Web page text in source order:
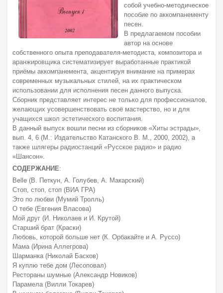
собой учебно-методическое
пособие по аккомпанементу
песен.
В предлагаемом пособии
автор на основе
собственного опыта преподавателя-методиста, композитора и
аранжировщика систематизирует выработанные практикой
приёмы аккомпанемента, акцентируя внимание на примерах
современных музыкальных стилей, на их практическом
использовании для исполнения песен данного выпуска.
Сборник представляет интерес не только для профессионалов,
желающих усовершенствовать своё мастерство, но и для
учащихся школ эстетического воспитания.
В данный выпуск вошли песни из сборников «Хиты эстрады»,
вып. 4, 6 (М.: Издательство Катанского В. М., 2000, 2002), а
также шлягеры радиостанций «Русское радио» и радио
«Шансон».
СОДЕРЖАНИЕ:
Belle (В. Петкун, А. Голубев, А. Макарский)
Стоп, стоп, стоп (ВИА ГРА)
Это по любви (Мумий Тролль)
О тебе (Евгения Власова)
Мой друг (И. Николаев и И. Крутой)
Старший брат (Краски)
Любовь, которой больше нет (К. Орбакайте и А. Руссо)
Мама (Ирина Аллегрова)
Шарманка (Николай Басков)
Я куплю тебе дом (Лесоповал)
Рестораны шумные (Александр Новиков)
Парамела (Вилли Токарев)